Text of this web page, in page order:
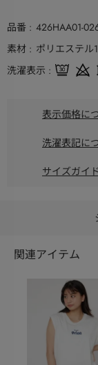
品番
426HAA01-
素材
ポリエステル
洗濯表示
表示価格に
洗濯表記に
サイズガイ
関連アイテム